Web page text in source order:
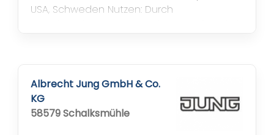
USA, Schweden Nutzen: Durch
Anlagenbuchhaltung (AA), Controlling
(CO),...
Albrecht Jung GmbH & Co.
KG
58579 Schalksmühle